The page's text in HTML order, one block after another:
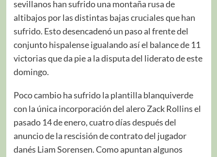
sevillanos han sufrido una montaña rusa de
altibajos por las distintas bajas cruciales que han
sufrido. Esto desencadenó un paso al frente del
conjunto hispalense igualando así el balance de 11
victorias que da pie a la disputa del liderato de este
domingo.
Poco cambio ha sufrido la plantilla blanquiverde
con la única incorporación del alero Zack Rollins el
pasado 14 de enero, cuatro días después del
anuncio de la rescisión de contrato del jugador
danés Liam Sorensen. Como apuntan algunos